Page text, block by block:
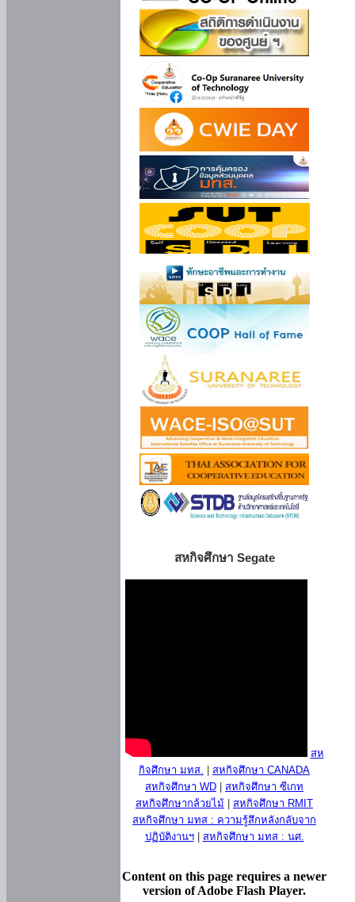
สหกิจศึกษา Segate
สห
กิจศึกษา มทส.
สหกิจศึกษา CANADA
สหกิจศึกษา WD
สหกิจศึกษา ซีเกท
สหกิจศึกษากล้วยไม้
สหกิจศึกษา RMIT
สหกิจศึกษา มทส : ความรู้สึกหลังกลับจาก
ปฏิบัติงานฯ| สหกิจศึกษา มทส : นศ.
Content on this page requires a newer
version of Adobe Flash Player.